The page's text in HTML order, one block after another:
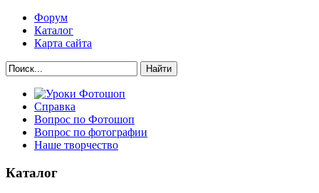
Форум
Каталог
Карта сайта
Найти
Справка
Вопрос по Фотошоп
Вопрос по фотографии
Наше творчество
Каталог